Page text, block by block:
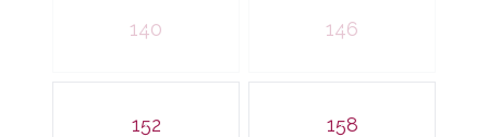
140 146
152 158